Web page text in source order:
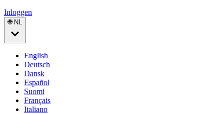
Inloggen
🌐 NL
English
Deutsch
Dansk
Español
Suomi
Français
Italiano